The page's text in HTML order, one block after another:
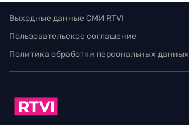
Выходные данные СМИ RTVI
Пользовательское соглашение
Политика обработки персональных данных